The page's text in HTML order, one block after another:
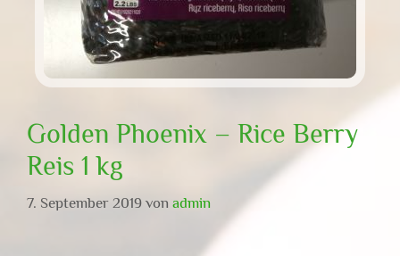
Golden Phoenix – Rice Berry
Reis 1 kg
7. September 2019 von admin